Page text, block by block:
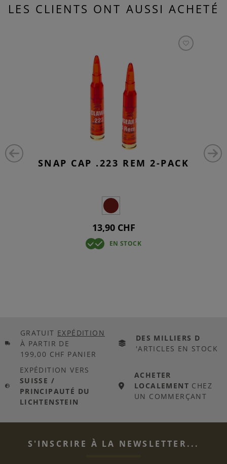
LES CLIENTS ONT AUSSI ACHETÉ
SNAP CAP .223 REM 2-PACK
13,90 CHF
EN STOCK
GRATUIT EXPÉDITION
À PARTIR DE
199,00 CHF PANIER
DES MILLIERS D
'ARTICLES EN STOCK
EXPÉDITION VERS
SUISSE /
PRINCIPAUTÉ DU
LICHTENSTEIN
ACHETER
LOCALEMENT CHEZ
UN COMMERÇANT
S'INSCRIRE À LA NEWSLETTER...